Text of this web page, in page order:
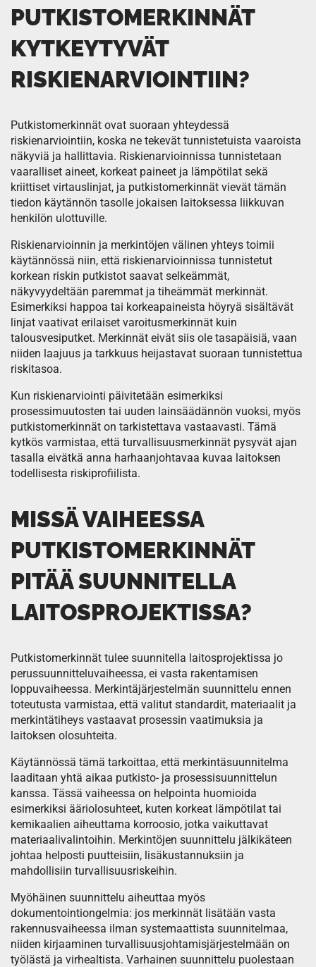
PUTKISTOMERKINNÄT
KYTKEYTYVÄT
RISKIENARVIOINTIIN?
Putkistomerkinnät ovat suoraan yhteydessä
riskienarviointiin, koska ne tekevät tunnistetuista vaaroista
näkyviä ja hallittavia. Riskienarvioinnissa tunnistetaan
vaaralliset aineet, korkeat paineet ja lämpötilat sekä
kriittiset virtauslinjat, ja putkistomerkinnät vievät tämän
tiedon käytännön tasolle jokaisen laitoksessa liikkuvan
henkilön ulottuville.
Riskienarvioinnin ja merkintöjen välinen yhteys toimii
käytännössä niin, että riskienarvioinnissa tunnistetut
korkean riskin putkistot saavat selkeämmät,
näkyvyydeltään paremmat ja tiheämmät merkinnät.
Esimerkiksi happoa tai korkeapaineista höyryä sisältävät
linjat vaativat erilaiset varoitusmerkinnät kuin
talousvesiputket. Merkinnät eivät siis ole tasapäisiä, vaan
niiden laajuus ja tarkkuus heijastavat suoraan tunnistettua
riskitasoa.
Kun riskienarviointi päivitetään esimerkiksi
prosessimuutosten tai uuden lainsäädännön vuoksi, myös
putkistomerkinnät on tarkistettava vastaavasti. Tämä
kytkös varmistaa, että turvallisuusmerkinnät pysyvät ajan
tasalla eivätkä anna harhaanjohtavaa kuvaa laitoksen
todellisesta riskiprofiilista.
MISSÄ VAIHEESSA
PUTKISTOMERKINNÄT
PITÄÄ SUUNNITELLA
LAITOSPROJEKTISSA?
Putkistomerkinnät tulee suunnitella laitosprojektissa jo
perussuunnitteluvaiheessa, ei vasta rakentamisen
loppuvaiheessa. Merkintäjärjestelmän suunnittelu ennen
toteutusta varmistaa, että valitut standardit, materiaalit ja
merkintätiheys vastaavat prosessin vaatimuksia ja
laitoksen olosuhteita.
Käytännössä tämä tarkoittaa, että merkintäsuunnitelma
laaditaan yhtä aikaa putkisto- ja prosessisuunnittelun
kanssa. Tässä vaiheessa on helpointa huomioida
esimerkiksi ääriolosuhteet, kuten korkeat lämpötilat tai
kemikaalien aiheuttama korroosio, jotka vaikuttavat
materiaalivalintoihin. Merkintöjen suunnittelu jälkikäteen
johtaa helposti puutteisiin, lisäkustannuksiin ja
mahdollisiin turvallisuusriskeihin.
Myöhäinen suunnittelu aiheuttaa myös
dokumentointiongelmia: jos merkinnät lisätään vasta
rakennusvaiheessa ilman systemaattista suunnitelmaa,
niiden kirjaaminen turvallisuusjohtamisjärjestelmään on
työlästä ja virhealtista. Varhainen suunnittelu puolestaan